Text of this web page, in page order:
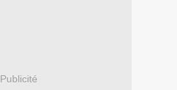
Publicité